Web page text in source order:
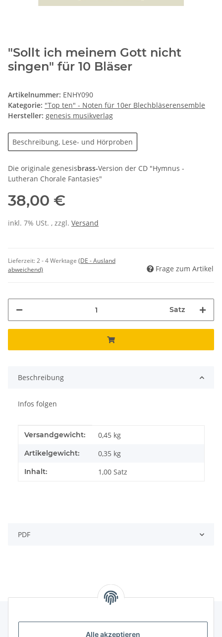
Alle akzeptieren
"Sollt ich meinem Gott nicht
singen" für 10 Bläser
Artikelnummer: ENHY090
Kategorie: "Top ten" - Noten für 10er Blechbläserensemble
Hersteller: genesis musikverlag
Beschreibung, Lese- und Hörproben
Die originale genesisbrass-Version der CD "Hymnus -
Lutheran Chorale Fantasies"
38,00 €
inkl. 7% USt. , zzgl. Versand
Lieferzeit:2 - 4 Werktage (DE - Ausland
abweichend)
Frage zum Artikel
Satz
Beschreibung
Infos folgen
Produkteigenschaft
Wert
Versandgewicht: 0,45 kg
Artikelgewicht: 0,35 kg
Inhalt: 1,00 Satz
PDF